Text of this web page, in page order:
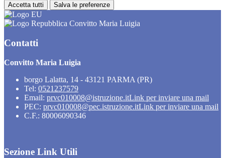
Accetta tutti Salva le preferenze
Convitto Maria Luigia
Contatti
Convitto Maria Luigia
borgo Lalatta, 14 - 43121 PARMA (PR)
Tel: 0521237579
Email: prvc010008@istruzione.itLink per inviare una mail
PEC: prvc010008@pec.istruzione.itLink per inviare una mail
C.F.: 80006090346
Sezione Link Utili